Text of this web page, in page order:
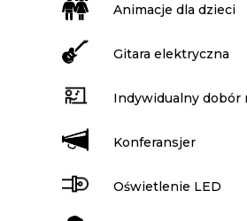
Animacje dla dzieci
Gitara elektryczna
Indywidualny dobór
Konferansjer
Oświetlenie LED